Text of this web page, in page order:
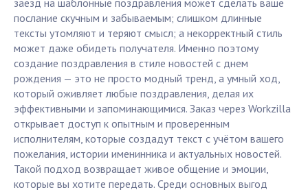
заезд на шаблонные поздравления может сделать ваше
послание скучным и забываемым; слишком длинные
тексты утомляют и теряют смысл; а некорректный стиль
может даже обидеть получателя. Именно поэтому
создание поздравления в стиле новостей с днем
рождения — это не просто модный тренд, а умный ход,
который оживляет любые поздравления, делая их
эффективными и запоминающимися. Заказ через Workzilla
открывает доступ к опытным и проверенным
исполнителям, которые создадут текст с учётом вашего
пожелания, истории именинника и актуальных новостей.
Такой подход возвращает живое общение и эмоции,
которые вы хотите передать. Среди основных выгод